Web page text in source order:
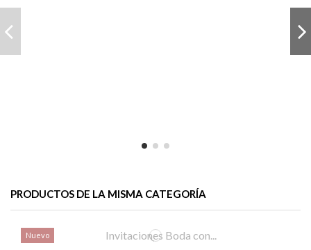
PRODUCTOS DE LA MISMA CATEGORÍA
Nuevo